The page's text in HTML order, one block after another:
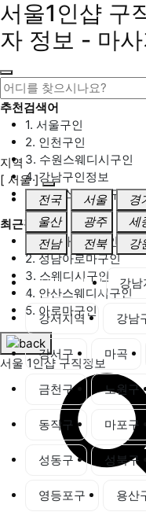
서울1인샵 구
자 정보 - 마
추천검색어
1. 서울구인
2. 인천구인
3. 수원스웨디시구인
4. 강남구인정보
5. 동탄스웨디시구인
최근검색어
1. 일산마사지구인
2. 성남아로마구인
3. 스웨디시구인
4. 안산스웨디시구인
5. 아로마구인
서울 1인샵 구직정보
지역
[ 서울 ]
전국
서울 경
울산
광주 세
전남
전북 강
서울 전체 강남
강서지역 강남
강서구 마곡
금천구 노원구
동작구 마포구
성동구 성북구
영등포구 용산